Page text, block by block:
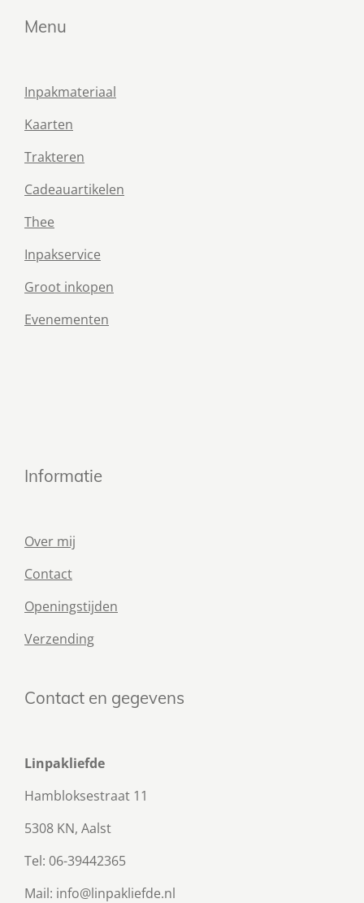
Menu
Inpakmateriaal
Kaarten
Trakteren
Cadeauartikelen
Thee
Inpakservice
Groot inkopen
Evenementen
Informatie
Over mij
Contact
Openingstijden
Verzending
Contact en gegevens
Linpakliefde
Hambloksestraat 11
5308 KN, Aalst
Tel: 06-39442365
Mail: info@linpakliefde.nl